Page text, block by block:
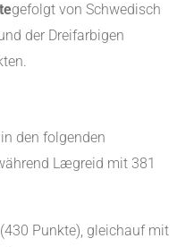
gefolgt von Schwedisch
der Dreifarbigen
.
den folgenden
Lægreid mit 381
Punkte), gleichauf mit